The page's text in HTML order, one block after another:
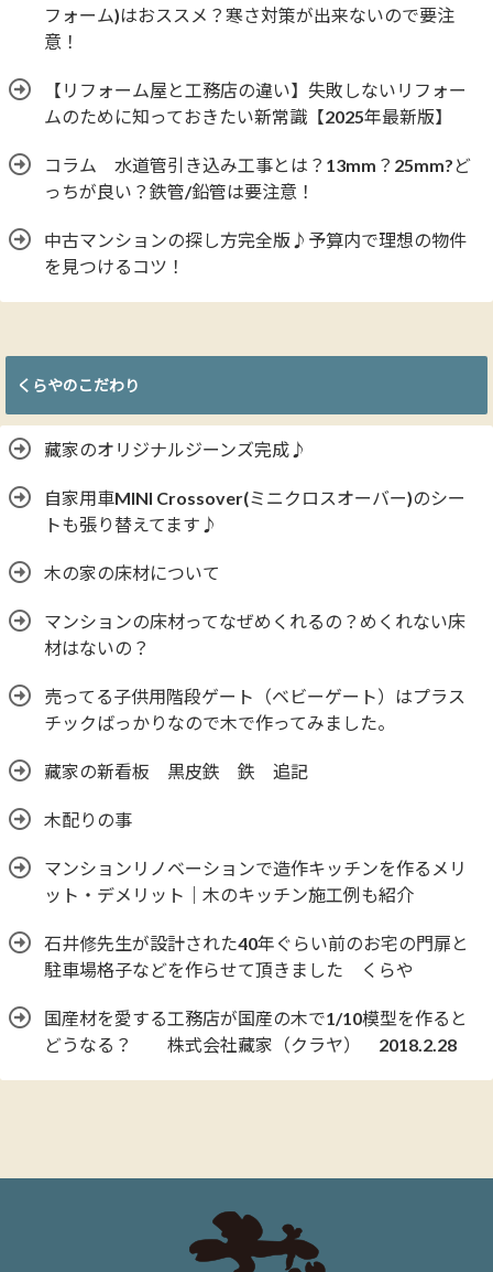
フォーム)はおススメ？寒さ対策が出来ないので要注
意！
【リフォーム屋と工務店の違い】失敗しないリフォー
ムのために知っておきたい新常識【2025年最新版】
コラム 水道管引き込み工事とは？13mm？25mm?ど
っちが良い？鉄管/鉛管は要注意！
中古マンションの探し方完全版♪予算内で理想の物件
を見つけるコツ！
くらやのこだわり
藏家のオリジナルジーンズ完成♪
自家用車MINI Crossover(ミニクロスオーバー)のシー
トも張り替えてます♪
木の家の床材について
マンションの床材ってなぜめくれるの？めくれない床
材はないの？
売ってる子供用階段ゲート（ベビーゲート）はプラス
チックばっかりなので木で作ってみました。
藏家の新看板 黒皮鉄 鉄 追記
木配りの事
マンションリノベーションで造作キッチンを作るメリ
ット・デメリット｜木のキッチン施工例も紹介
石井修先生が設計された40年ぐらい前のお宅の門扉と
駐車場格子などを作らせて頂きました くらや
国産材を愛する工務店が国産の木で1/10模型を作ると
どうなる？ 株式会社藏家（クラヤ） 2018.2.28